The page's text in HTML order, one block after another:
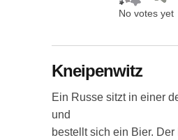
No votes yet
Kneipenwitz
Ein Russe sitzt in einer
und
bestellt sich ein Bier.